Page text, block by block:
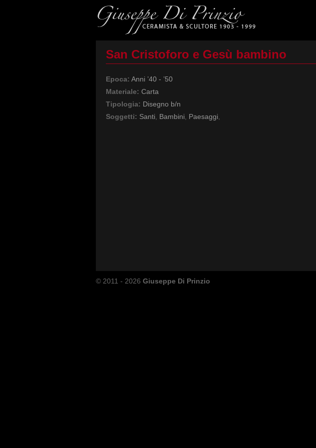
San Cristoforo e Gesù bambino
Epoca: Anni ’40 - ’50
Materiale: Carta
Tipologia: Disegno b/n
Soggetti: Santi Bambini Paesaggi
© 2011 - 2026 Giuseppe Di Prinzio